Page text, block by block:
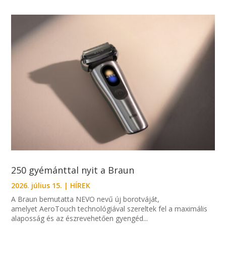
250 gyémánttal nyit a Braun
2026. július 15. | HÍREK
A Braun bemutatta NEVO nevű új borotváját,
amelyet AeroTouch technológiával szereltek fel a maximális
alaposság és az észrevehetően gyengéd...